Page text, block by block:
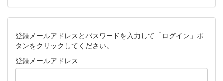
登録メールアドレスとパスワードを入力して「ログイン」ボ
タンをクリックしてください。
登録メールアドレス